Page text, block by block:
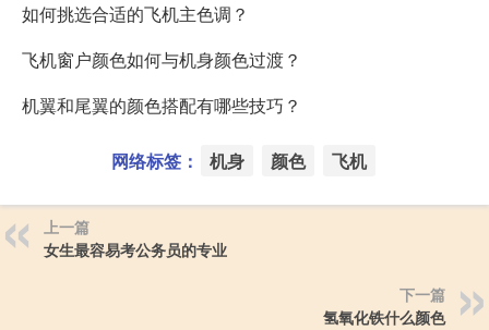
如何挑选合适的飞机主色调？
飞机窗户颜色如何与机身颜色过渡？
机翼和尾翼的颜色搭配有哪些技巧？
网络标签： 机身 颜色 飞机
上一篇
女生最容易考公务员的专业
下一篇
氢氧化铁什么颜色